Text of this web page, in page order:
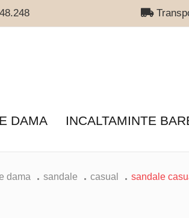
DAMA INCALTAMINTE
dama sandale casual sandale